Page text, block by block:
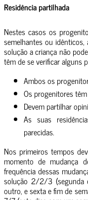
Residência partilhada
Nestes casos os
semelhantes ou
solução a criança não
têm de se verificar alguns
Ambos os
Os progenitores
Devem partilhar
As suas
parecidas.
Nos primeiros tempos
momento de mudança
frequência dessas
solução 2/2/3 (segunda
outro, e sexta e fim de